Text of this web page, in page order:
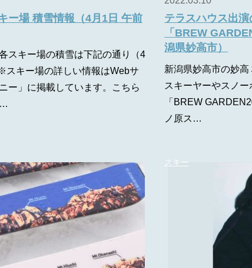
ー場 積雪情報（4月1日 午前
スキー場の積雪は下記の通り（4
スキー場の詳しい情報はWebサ
ー」に掲載しています。こちら
…
テラスハウス出
「BREW
潟県妙高市）
新潟県妙高市の妙高
スキーヤーやスノ
「BREW
ノ原ス…
スキー